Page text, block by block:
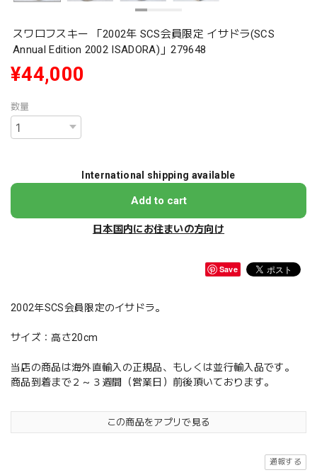
スワロフスキー 「2002年 SCS会員限定 イサドラ(SCS
Annual Edition 2002 ISADORA)」279648
¥44,000
数量
International shipping available
Add to cart
日本国内にお住まいの方向け
Save
2002年SCS会員限定のイサドラ。
サイズ：高さ20cm
当店の商品は海外直輸入の正規品、もしくは並行輸入品です。
商品到着まで２～３週間（営業日）前後頂いております。
この商品をアプリで見る
通報する